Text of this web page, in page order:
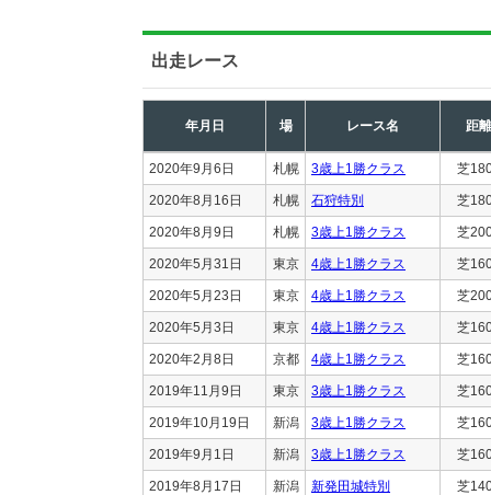
出走レース
年月日 場 レース名 距離
2020年9月6日 札幌 3歳上1勝クラス 芝
2020年8月16日 札幌 石狩特別 芝
2020年8月9日 札幌 3歳上1勝クラス 芝
2020年5月31日 東京 4歳上1勝クラス 芝
2020年5月23日 東京 4歳上1勝クラス 芝
2020年5月3日 東京 4歳上1勝クラス 芝
2020年2月8日 京都 4歳上1勝クラス 芝
2019年11月9日 東京 3歳上1勝クラス 芝
2019年10月19日 新潟 3歳上1勝クラス 芝
2019年9月1日 新潟 3歳上1勝クラス 芝
2019年8月17日 新潟 新発田城特別 芝